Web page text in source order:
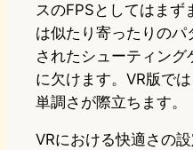
スのFPSとしてはまず
は似たり寄ったりの
されたシューティン
に欠けます。VR版で
単調さが際立ちます。
VRにおける快適さの